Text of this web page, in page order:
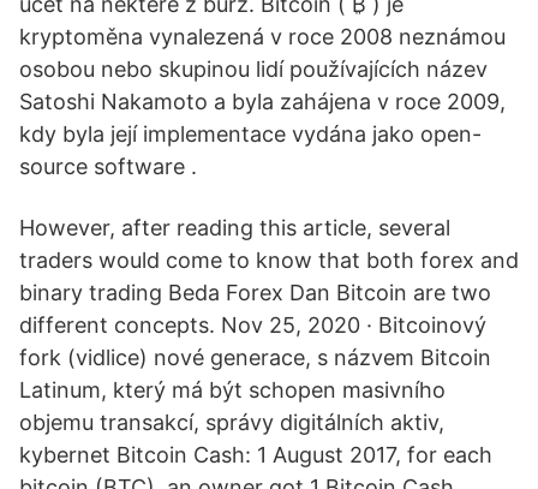
kryptoměna vynalezená v roce 2008 neznámou
osobou nebo skupinou lidí používajících název
Satoshi Nakamoto a byla zahájena v roce 2009,
kdy byla její implementace vydána jako open-
source software .
However, after reading this article, several
traders would come to know that both forex and
binary trading Beda Forex Dan Bitcoin are two
different concepts. Nov 25, 2020 · Bitcoinový
fork (vidlice) nové generace, s názvem Bitcoin
Latinum, který má být schopen masivního
objemu transakcí, správy digitálních aktiv,
kybernet Bitcoin Cash: 1 August 2017, for each